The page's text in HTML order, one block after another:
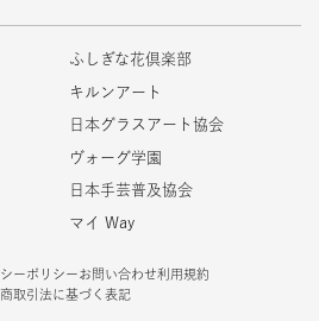
ふしぎな花倶楽部
キルンアート
日本グラスアート協会
ヴォーグ学園
日本手芸普及協会
マイ Way
ーポリシーお問い合わせ利用規約
取引法に基づく表記